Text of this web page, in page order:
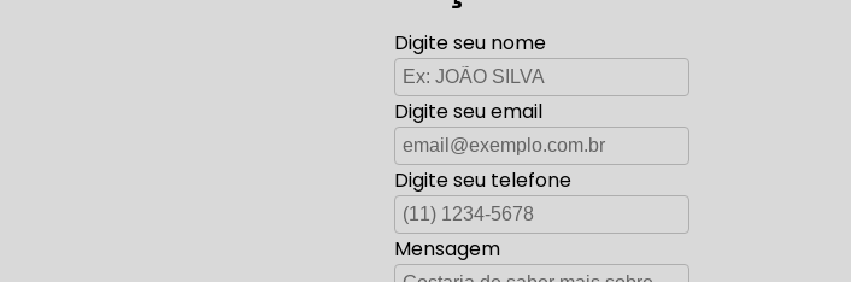
Digite seu nome
Digite seu email
Digite seu telefone
Mensagem